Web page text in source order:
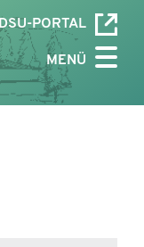
DSU-PORTAL
MENÜ